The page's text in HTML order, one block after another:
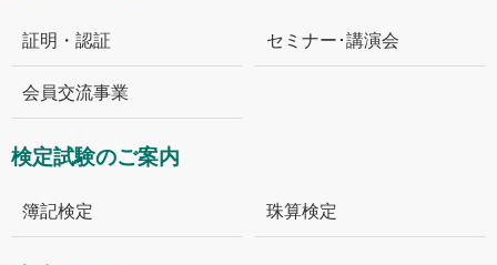
証明・認証 セミナー･講演会
会員交流事業
検定試験のご案内
簿記検定 珠算検定